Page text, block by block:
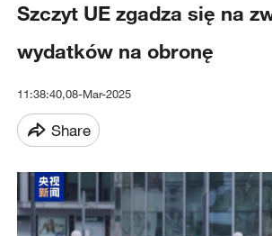
Szczyt UE zgadza się na
wydatków na obronę
11:38:40,08-Mar-2025
Share